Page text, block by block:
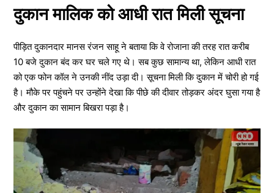
दुकान मालिक को आधी रात मिली सूचना
पीड़ित दुकानदार मानस रंजन साहू ने बताया कि वे रोजाना की तरह रात करीब
10 बजे दुकान बंद कर घर चले गए थे। सब कुछ सामान्य था, लेकिन आधी रात
को एक फोन कॉल ने उनकी नींद उड़ा दी। सूचना मिली कि दुकान में चोरी हो गई
है। मौके पर पहुंचने पर उन्होंने देखा कि पीछे की दीवार तोड़कर अंदर घुसा गया है
और दुकान का सामान बिखरा पड़ा है।